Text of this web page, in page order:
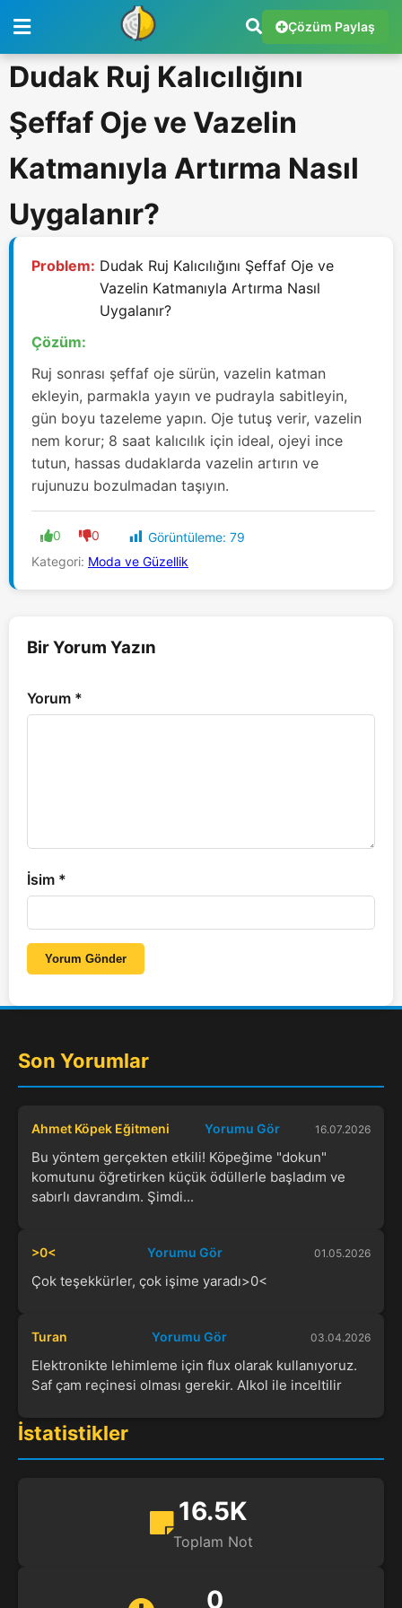
Çözüm Paylaş
Dudak Ruj Kalıcılığını
Şeffaf Oje ve Vazelin
Katmanıyla Artırma Nasıl
Uygalanır?
Problem: Dudak Ruj Kalıcılığını Şeffaf Oje ve
Vazelin Katmanıyla Artırma Nasıl
Uygalanır?
Çözüm:
Ruj sonrası şeffaf oje sürün, vazelin katman
ekleyin, parmakla yayın ve pudrayla sabitleyin,
gün boyu tazeleme yapın. Oje tutuş verir, vazelin
nem korur; 8 saat kalıcılık için ideal, ojeyi ince
tutun, hassas dudaklarda vazelin artırın ve
rujunuzu bozulmadan taşıyın.
0 0 Görüntüleme: 79
Kategori: Moda ve Güzellik
Bir Yorum Yazın
Yorum *
İsim *
Yorum Gönder
Son Yorumlar
Ahmet Köpek Eğitmeni Yorumu Gör 16.07.2026
Bu yöntem gerçekten etkili! Köpeğime "dokun"
komutunu öğretirken küçük ödüllerle başladım ve
sabırlı davrandım. Şimdi...
>0< Yorumu Gör 01.05.2026
Çok teşekkürler, çok işime yaradı>0<
Turan Yorumu Gör 03.04.2026
Elektronikte lehimleme için flux olarak kullanıyoruz.
Saf çam reçinesi olması gerekir. Alkol ile inceltilir
İstatistikler
16.5K
Toplam Not
0